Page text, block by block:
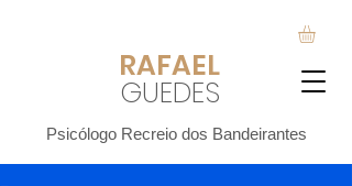
Psicólogo Recreio dos Bandeirantes
RAFAEL
GUEDES